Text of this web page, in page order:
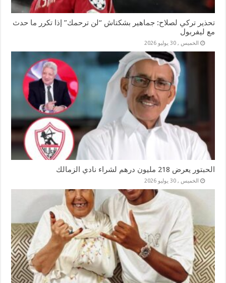
تحذير تركي لصلاح: جماهير بشكتاش “لن ترحمك” إذا تكرر ما حدث
مع ليفربول
الخميس , 30 يوليو 2026
الحبتور يعرض 218 مليون درهم لشراء نادي الزمالك
الخميس , 30 يوليو 2026